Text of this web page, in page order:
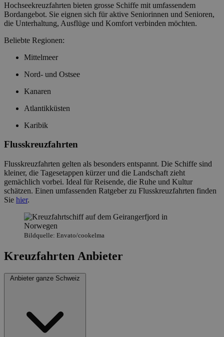
Hochseekreuzfahrten bieten grosse Schiffe mit umfassendem
Bordangebot. Sie eignen sich für aktive Seniorinnen und Senioren,
die Unterhaltung, Ausflüge und Komfort verbinden möchten.
Beliebte Regionen:
Mittelmeer
Nord- und Ostsee
Kanaren
Atlantikküsten
Karibik
Flusskreuzfahrten
Flusskreuzfahrten gelten als besonders entspannt. Die Schiffe sind
kleiner, die Tagesetappen kürzer und die Landschaft zieht
gemächlich vorbei. Ideal für Reisende, die Ruhe und Kultur
schätzen. Einen umfassenden Ratgeber zu Flusskreuzfahrten finden
Sie hier.
Bildquelle: Envato/cookelma
Kreuzfahrten Anbieter
Anbieter ganze Schweiz